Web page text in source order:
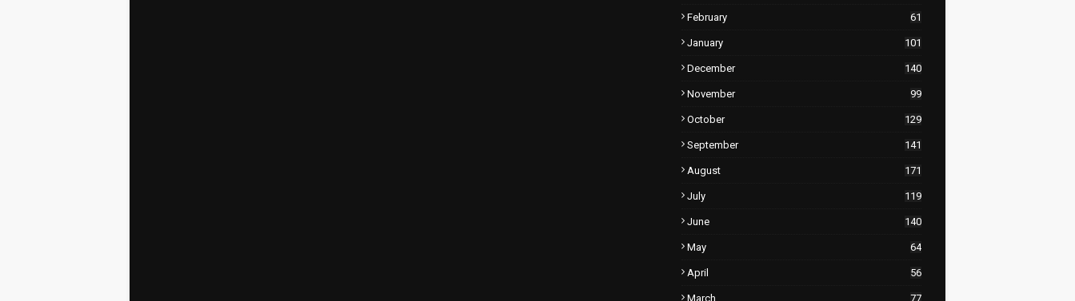
February 61
January 101
December 140
November 99
October 129
September 141
August 171
July 119
June 140
May 64
April 56
March 77